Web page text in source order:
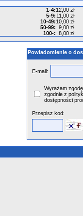
1-4:12,00 zł
5-9: 11,00 zł
10-49:10,00 zł
50-99: 9,00 zł
100-: 8,00 zł
Powiadomienie o
E-mail:
Wyrażam
zgodnie z
dostępności
Przepisz kod: